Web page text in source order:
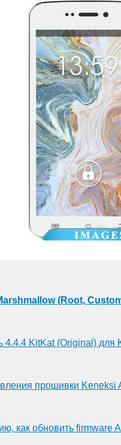
(Root,
4.4.4 KitKat (Original) для
прошивки
как обновить firmware